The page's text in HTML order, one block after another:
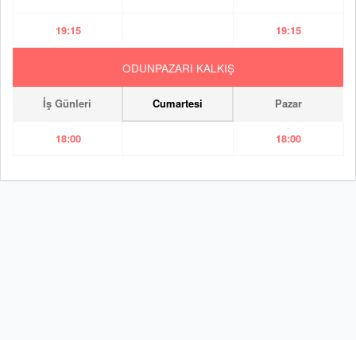
19:15 19:15
ODUNPAZARI KALKIŞ
İş Günleri Cumartesi Pazar
18:00 18:00